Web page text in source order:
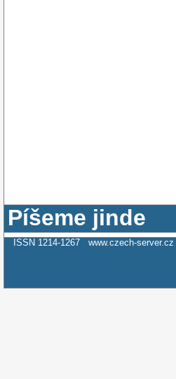
Píšeme jinde
ISSN 1214-1267 www.czech-server.cz